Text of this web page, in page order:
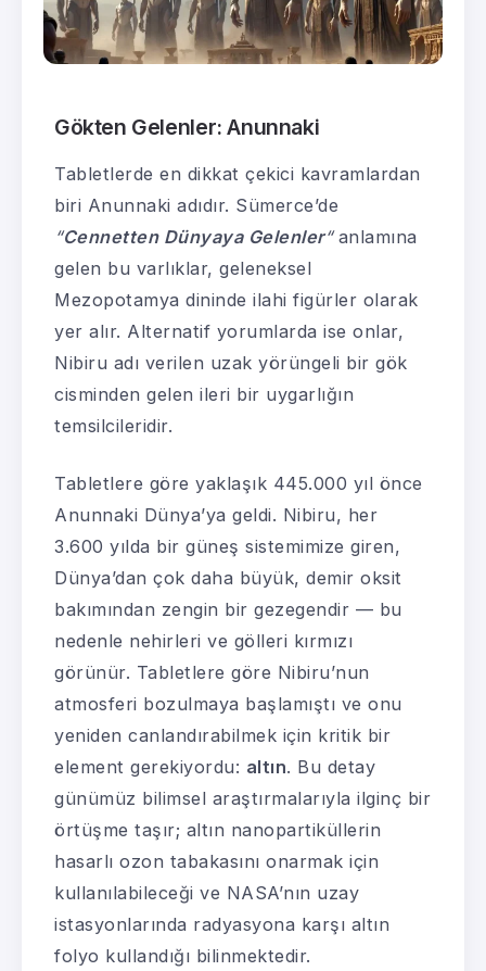
Gökten Gelenler: Anunnaki
Tabletlerde en dikkat çekici kavramlardan
biri Anunnaki adıdır. Sümerce’de
“Cennetten Dünyaya Gelenler“anlamına
gelen bu varlıklar, geleneksel
Mezopotamya dininde ilahi figürler olarak
yer alır. Alternatif yorumlarda ise onlar,
Nibiru adı verilen uzak yörüngeli bir gök
cisminden gelen ileri bir uygarlığın
temsilcileridir.
Tabletlere göre yaklaşık 445.000 yıl önce
Anunnaki Dünya’ya geldi. Nibiru, her
3.600 yılda bir güneş sistemimize giren,
Dünya’dan çok daha büyük, demir oksit
bakımından zengin bir gezegendir — bu
nedenle nehirleri ve gölleri kırmızı
görünür. Tabletlere göre Nibiru’nun
atmosferi bozulmaya başlamıştı ve onu
yeniden canlandırabilmek için kritik bir
element gerekiyordu: altın. Bu detay
günümüz bilimsel araştırmalarıyla ilginç bir
örtüşme taşır; altın nanopartiküllerin
hasarlı ozon tabakasını onarmak için
kullanılabileceği ve NASA’nın uzay
istasyonlarında radyasyona karşı altın
folyo kullandığı bilinmektedir.